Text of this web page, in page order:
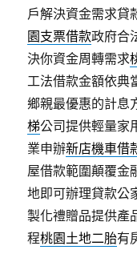
戶解決資金需求貸
園支票借款政府合
決你資金周轉需求
工法借款金額依典
鄉親最優惠的計息
梯公司提供輕量家
業申辦新店機車借
屋借款範圍顛覆金
地即可辦理貸款公
製化禮贈品提供產
程桃園土地二胎有